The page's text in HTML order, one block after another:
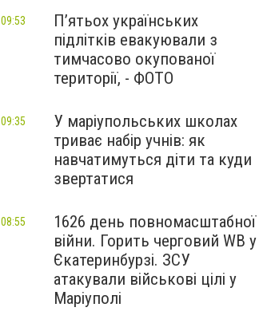
П’ятьох українських
підлітків евакуювали з
тимчасово окупованої
території, - ФОТО
09:53
У маріупольських школах
триває набір учнів: як
навчатимуться діти та куди
звертатися
09:35
1626 день повномасштабної
війни. Горить черговий WB у
Єкатеринбурзі. ЗСУ
атакували військові цілі у
Маріуполі
08:55